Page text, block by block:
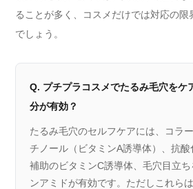
ることが多く、コスメだけでは対応の限
でしょう。
Q. プチプラコスメでたるみ毛穴をケ
分が有効？
たるみ毛穴のセルフケアには、コラ
チノール（ビタミンA誘導体）、抗
補助のビタミンC誘導体、毛穴目立
ンアミドが有効です。ただしこれら